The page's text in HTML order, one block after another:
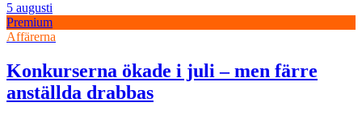
5 augusti
Premium
Affärerna
Konkurserna ökade i juli – men färre
anställda drabbas